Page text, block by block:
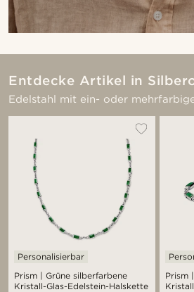
Entdecke Artikel in
Edelstahl mit ein- oder
Prism | Grüne silberfarbene
Kristall-Glas-Edelstein-Halskette
Personalisierbar
Prism